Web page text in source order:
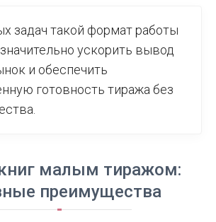
задач такой формат работы
ускорить вывод
и обеспечить
готовность тиража без
малым тиражом:
преимущества